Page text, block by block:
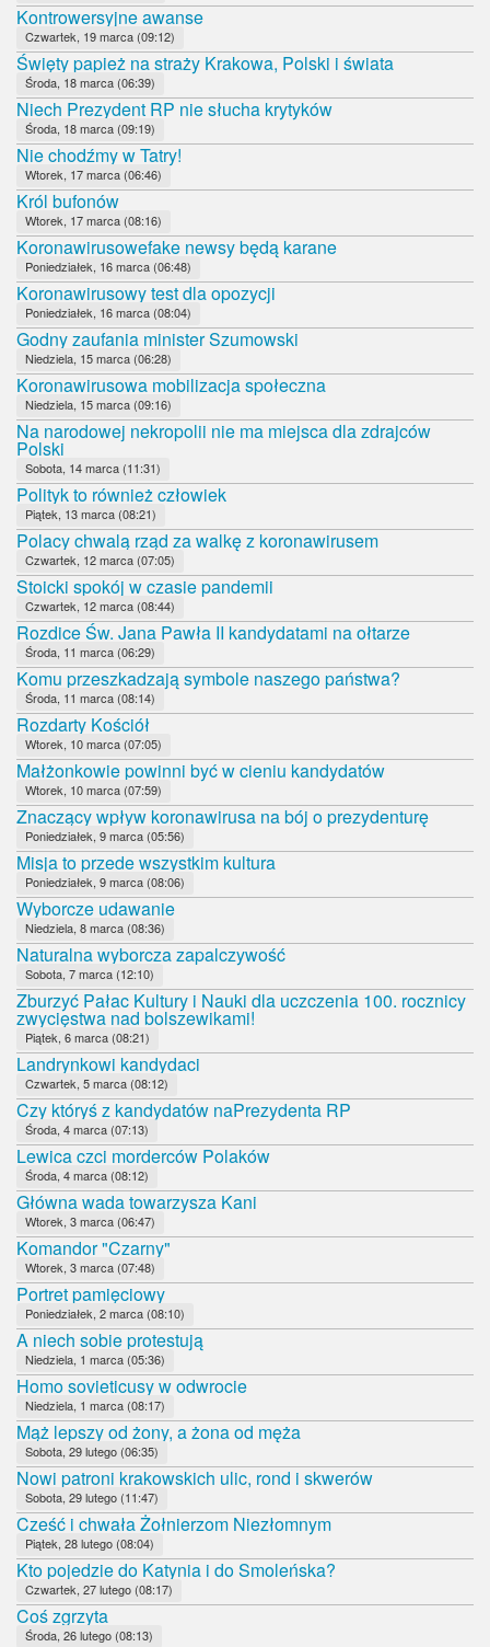
Kontrowersyjne awanse
Czwartek, 19 marca (09:12)
Święty papież na straży Krakowa, Polski i świata
Środa, 18 marca (06:39)
Niech Prezydent RP nie słucha krytyków
Środa, 18 marca (09:19)
Nie chodźmy w Tatry!
Wtorek, 17 marca (06:46)
Król bufonów
Wtorek, 17 marca (08:16)
Koronawirusowefake newsy będą karane
Poniedziałek, 16 marca (06:48)
Koronawirusowy test dla opozycji
Poniedziałek, 16 marca (08:04)
Godny zaufania minister Szumowski
Niedziela, 15 marca (06:28)
Koronawirusowa mobilizacja społeczna
Niedziela, 15 marca (09:16)
Na narodowej nekropolii nie ma miejsca dla zdrajców
Polski
Sobota, 14 marca (11:31)
Polityk to również człowiek
Piątek, 13 marca (08:21)
Polacy chwalą rząd za walkę z koronawirusem
Czwartek, 12 marca (07:05)
Stoicki spokój w czasie pandemii
Czwartek, 12 marca (08:44)
Rozdice Św. Jana Pawła II kandydatami na ołtarze
Środa, 11 marca (06:29)
Komu przeszkadzają symbole naszego państwa?
Środa, 11 marca (08:14)
Rozdarty Kościół
Wtorek, 10 marca (07:05)
Małżonkowie powinni być w cieniu kandydatów
Wtorek, 10 marca (07:59)
Znaczący wpływ koronawirusa na bój o prezydenturę
Poniedziałek, 9 marca (05:56)
Misja to przede wszystkim kultura
Poniedziałek, 9 marca (08:06)
Wyborcze udawanie
Niedziela, 8 marca (08:36)
Naturalna wyborcza zapalczywość
Sobota, 7 marca (12:10)
Zburzyć Pałac Kultury i Nauki dla uczczenia 100. rocznicy
zwycięstwa nad bolszewikami!
Piątek, 6 marca (08:21)
Landrynkowi kandydaci
Czwartek, 5 marca (08:12)
Czy któryś z kandydatów naPrezydenta RP
Środa, 4 marca (07:13)
Lewica czci morderców Polaków
Środa, 4 marca (08:12)
Główna wada towarzysza Kani
Wtorek, 3 marca (06:47)
Komandor "Czarny"
Wtorek, 3 marca (07:48)
Portret pamięciowy
Poniedziałek, 2 marca (08:10)
A niech sobie protestują
Niedziela, 1 marca (05:36)
Homo sovieticusy w odwrocie
Niedziela, 1 marca (08:17)
Mąż lepszy od żony, a żona od męża
Sobota, 29 lutego (06:35)
Nowi patroni krakowskich ulic, rond i skwerów
Sobota, 29 lutego (11:47)
Cześć i chwała Żołnierzom Niezłomnym
Piątek, 28 lutego (08:04)
Kto pojedzie do Katynia i do Smoleńska?
Czwartek, 27 lutego (08:17)
Coś zgrzyta
Środa, 26 lutego (08:13)